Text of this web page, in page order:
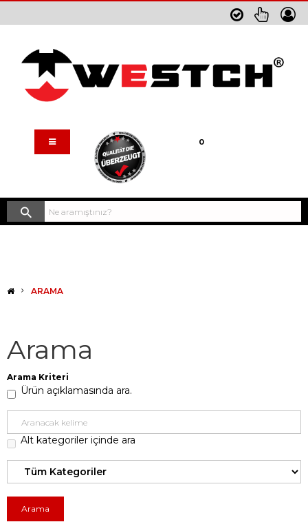
0
ARAMA
Arama
Arama Kriteri
Ürün açıklamasında ara.
Alt kategoriler içinde ara